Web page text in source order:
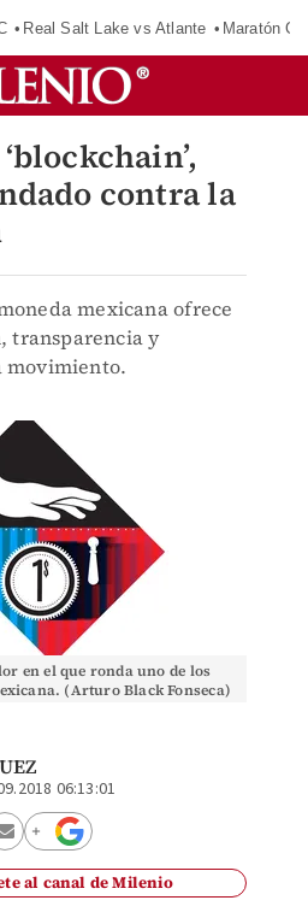
Real Salt Lake vs Atlante Maratón
contra la
mexicana ofrece
transparencia y
movimiento.
en el que ronda uno de los
(Arturo Black Fonseca)
06:13:01
al canal de Milenio